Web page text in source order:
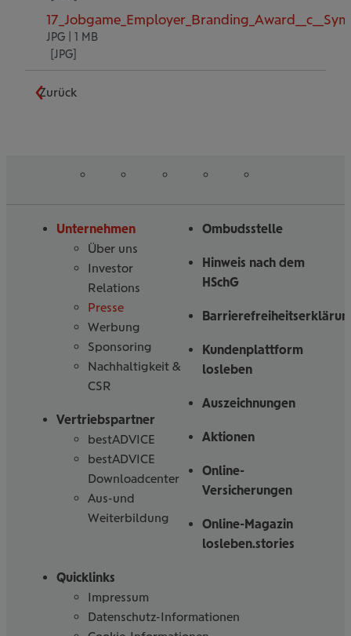
JPG | 1 MB
Zurück
Unternehmen
Über uns
Investor
Relations
Presse
Werbung
Sponsoring
Nachhaltigkeit &
CSR
Vertriebspartner
bestADVICE
bestADVICE
Downloadcenter
Aus-und
Weiterbildung
Ombudsstelle
Hinweis nach dem
HSchG
Kundenplattform
losleben
Auszeichnungen
Aktionen
Online-
Versicherungen
Online-Magazin
losleben.stories
Quicklinks
Impressum
Datenschutz-Informationen
uns